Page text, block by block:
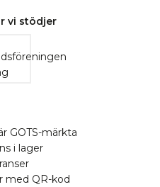
vi stödjer
GOTS-märkta
i lager
med QR-kod